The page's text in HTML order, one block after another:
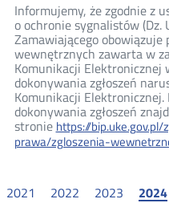
Informujemy, że zgodnie z
o ochronie sygnalistów (Dz.
Zamawiającego obowiązuje
wewnętrznych zawarta w
Komunikacji Elektronicznej
dokonywania zgłoszeń
Komunikacji
dokonywania zgłoszeń
stronie https://
prawa/zgloszenia-
2021 2022 2023 2024